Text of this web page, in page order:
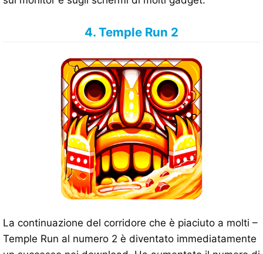
4. Temple Run 2
La continuazione del corridore che è piaciuto a molti –
Temple Run al numero 2 è diventato immediatamente